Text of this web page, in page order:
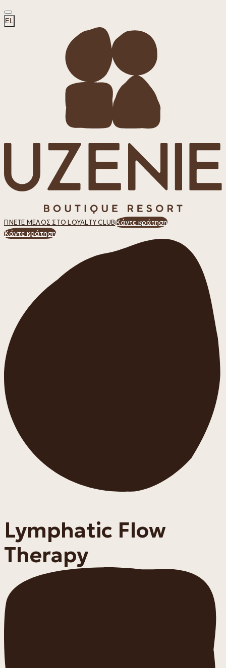
EL
ΓΊΝΕΤΕ ΜΈΛΟΣ ΣΤΟ LOYALTY CLUBΚάντε κράτηση
Κάντε κράτηση
Lymphatic Flow
Therapy